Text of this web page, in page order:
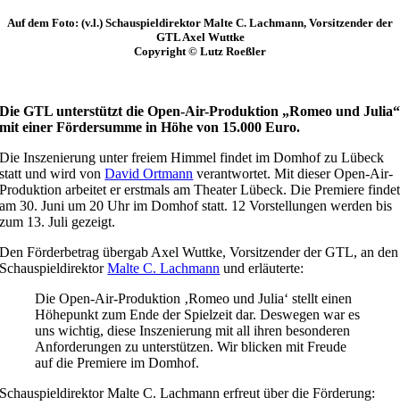
Auf dem Foto: (v.l.) Schauspieldirektor Malte C. Lachmann, Vorsitzender der
GTL Axel Wuttke
Copyright © Lutz Roeßler
Die GTL unterstützt die Open-Air-Produktion „Romeo und Julia“
mit einer Fördersumme in Höhe von 15.000 Euro.
Die Inszenierung unter freiem Himmel findet im Domhof zu Lübeck
statt und wird vonDavid Ortmann verantwortet. Mit dieser Open-Air-
Produktion arbeitet er erstmals am Theater Lübeck. Die Premiere findet
am 30. Juni um 20 Uhr im Domhof statt. 12 Vorstellungen werden bis
zum 13. Juli gezeigt.
Den Förderbetrag übergab Axel Wuttke, Vorsitzender der GTL, an den
SchauspieldirektorMalte C. Lachmann und erläuterte:
Die Open-Air-Produktion ‚Romeo und Julia‘ stellt einen
Höhepunkt zum Ende der Spielzeit dar. Deswegen war es
uns wichtig, diese Inszenierung mit all ihren besonderen
Anforderungen zu unterstützen. Wir blicken mit Freude
auf die Premiere im Domhof.
Schauspieldirektor Malte C. Lachmann erfreut über die Förderung: